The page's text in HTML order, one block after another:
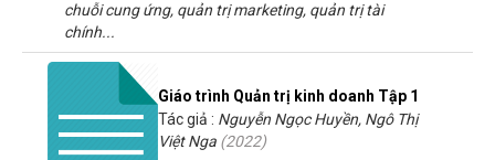
chuỗi cung ứng, quản trị marketing, quản trị tài
chính...
Giáo trình Quản trị kinh doanh Tập 1
Tác giả : Nguyễn Ngọc Huyền, Ngô Thị
Việt Nga (2022)